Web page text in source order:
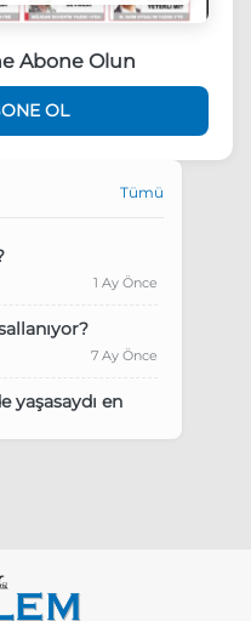
Abone Olun
OL
Tümü
1 Ay Önce
7 Ay Önce
yaşasaydı en